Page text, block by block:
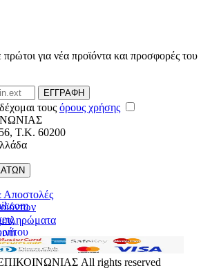
για νέα προϊόντα και προσφορές του
ΕΓΓΡΑΦΗ
τους όρους χρήσης
, T.K. 60200
Αποστολές
All rights reserved